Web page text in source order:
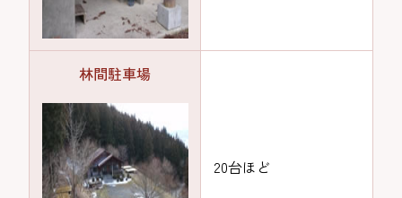
林間駐車場
20台ほど